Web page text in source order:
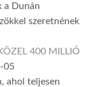
a Dunán
szeretnének
400 MILLIÓ
05
ahol teljesen